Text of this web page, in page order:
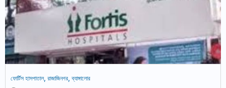
ফোর্টিস হাসপাতাল, রাজাজিনগর, ব্যাঙ্গালোর